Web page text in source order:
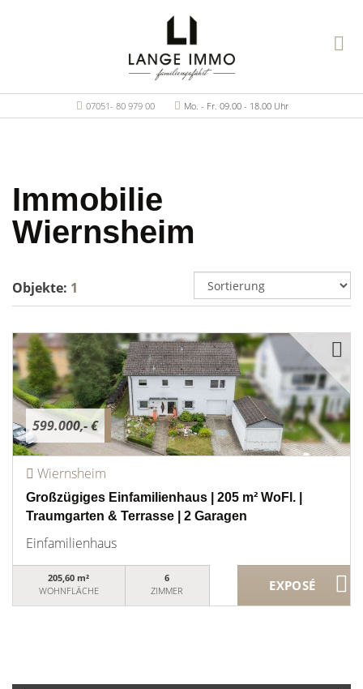
07051- 80 979 00 Mo. - Fr. 09.00 - 18.00 Uhr
Immobilie
Wiernsheim
Objekte: 1
599.000,- €
Wiernsheim
Großzügiges Einfamilienhaus | 205 m² WoFl. |
Traumgarten & Terrasse | 2 Garagen
Einfamilienhaus
205,60 m²
WOHNFLÄCHE
6
ZIMMER